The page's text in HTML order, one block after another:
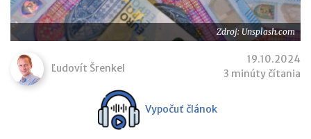
Zdroj: Unsplash.com
Ľudovít Šrenkel
19.10.2024
3 minúty čítania
Vypočuť článok